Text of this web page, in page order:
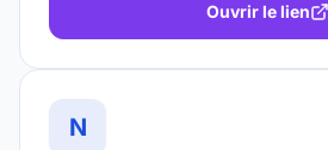
Ouvrir le lien
N